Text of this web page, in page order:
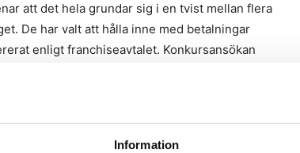
Information
att det hela grundar sig i en tvist mellan flera
De har valt att hålla inne med betalningar
enligt franchiseavtalet. Konkursansökan
de öppnade hösten 2016. De har också